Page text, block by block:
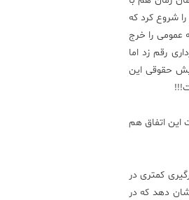
شروع کرد که
کشانده و 4 سال تمام بودجه و هزینه عمومی را خرج
رقم زد اما
حقوقی این
این اتفاق هم
کمتری در
دهد که در